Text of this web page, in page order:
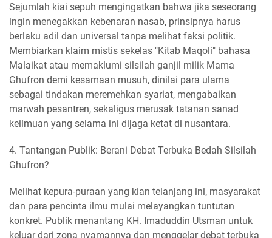
Sejumlah kiai sepuh mengingatkan bahwa jika seseorang
ingin menegakkan kebenaran nasab, prinsipnya harus
berlaku adil dan universal tanpa melihat faksi politik.
Membiarkan klaim mistis sekelas "Kitab Maqoli" bahasa
Malaikat atau memaklumi silsilah ganjil milik Mama
Ghufron demi kesamaan musuh, dinilai para ulama
sebagai tindakan meremehkan syariat, mengabaikan
marwah pesantren, sekaligus merusak tatanan sanad
keilmuan yang selama ini dijaga ketat di nusantara.
4. Tantangan Publik: Berani Debat Terbuka Bedah Silsilah
Ghufron?
Melihat kepura-puraan yang kian telanjang ini, masyarakat
dan para pencinta ilmu mulai melayangkan tuntutan
konkret. Publik menantang KH. Imaduddin Utsman untuk
keluar dari zona nyamannya dan menggelar debat terbuka